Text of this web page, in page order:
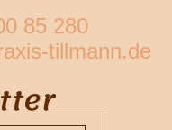
85 280
tillmann.de